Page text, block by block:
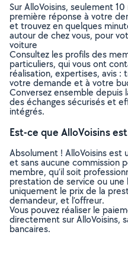
Sur AlloVoisins, seulement
première réponse à votre
et trouvez en quelques
autour de chez vous, pour
voiture
Consultez les profils des
particuliers, qui vous ont
réalisation, expertises, avis :
votre demande et à votre
Conversez ensemble depuis
des échanges sécurisés et
intégrés.
Est-ce que AlloVoisins
Absolument ! AlloVoisins
et sans aucune commission
membre, qu’il soit
prestation de service ou
uniquement le prix de la
demandeur, et l’offreur.
Vous pouvez réaliser le
directement sur AlloVoisins,
bancaires.